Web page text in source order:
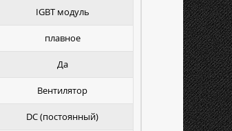
IGBT модуль
плавное
Да
Вентилятор
DC (постоянный)